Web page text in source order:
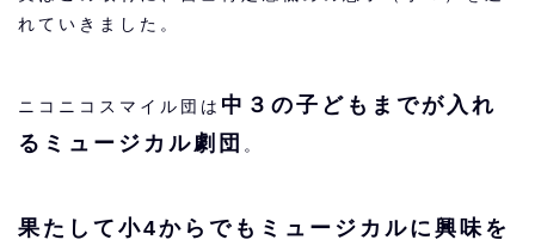
れていきました。
ニコニコスマイル団は 中３の子どもまでが入れ
るミュージカル劇団 。
果たして小4からでもミュージカルに興味を